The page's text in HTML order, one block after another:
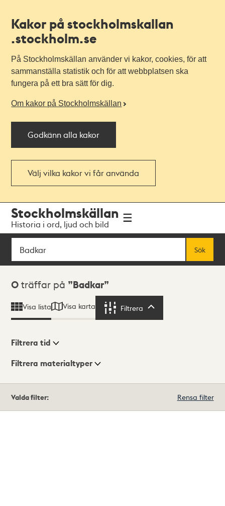
Kakor på stockholmskallan
.stockholm.se
På Stockholmskällan använder vi kakor, cookies, för att
sammanställa statistik och för att webbplatsen ska
fungera på ett bra sätt för dig.
Om kakor på Stockholmskällan
Godkänn alla kakor
Välj vilka kakor vi får använda
navigationen
huvudinnehållet
Stockholmskällan
Historia i ord, ljud och bild
Sök
Sök
Sökresultat
0 träffar på Badkar
Visa lista Visa karta Filtrera
Visningsläge
Filtrera tid
Filtrera materialtyper
träffar
Valda filter: Rensa filter